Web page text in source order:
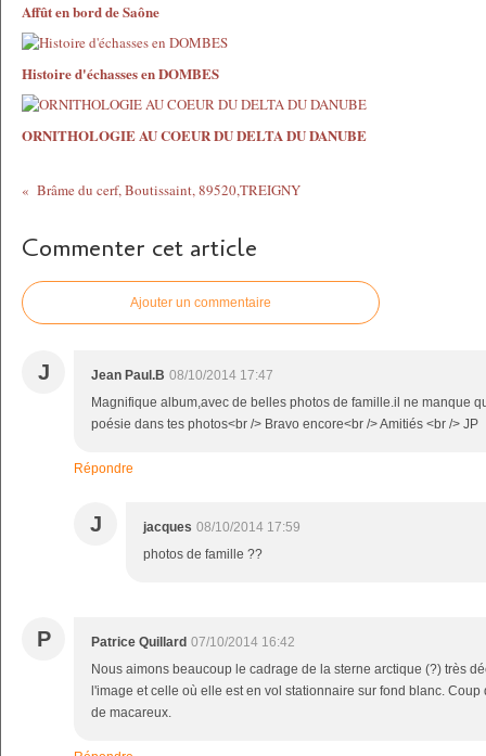
Affût en bord de Saône
Histoire d'échasses en DOMBES
ORNITHOLOGIE AU COEUR DU DELTA DU DANUBE
Brâme du cerf, Boutissaint, 89520,TREIGNY
Commenter cet article
Ajouter un commentaire
J Jean Paul.B 08/10/2014 17:47
Magnifique album,avec de belles photos de famille.il ne manque
poésie dans tes photos<br /> Bravo encore<br /> Amitiés <br /> JP
Répondre
J jacques 08/10/2014 17:59
photos de famille ??
P Patrice Quillard 07/10/2014 16:42
Nous aimons beaucoup le cadrage de la sterne arctique (?) très
l'image et celle où elle est en vol stationnaire sur fond blanc.
de macareux.